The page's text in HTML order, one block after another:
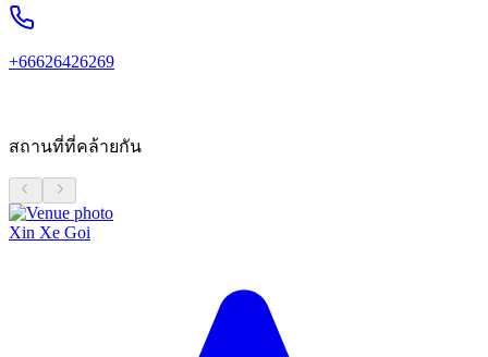
+66626426269
สถานที่ที่คล้ายกัน
Xin Xe Goi